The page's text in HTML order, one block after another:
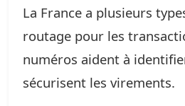
La France a plusieurs
routage pour les
numéros aident à
sécurisent les virements.